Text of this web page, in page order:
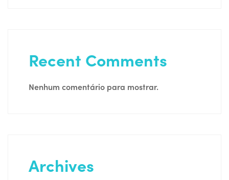
Recent Comments
Nenhum comentário para mostrar.
Archives